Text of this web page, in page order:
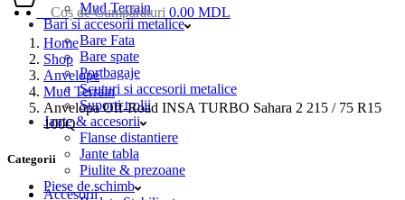
Mud Terrain
Bari si accesorii metalice
Bare Fata
Bare spate
Portbagaje
Scuturi si accesorii metalice
Suporti trolii
Jante & accesorii
Flanse distantiere
Jante tabla
Piulite & prezoane
Piese de schimb
Coș de Cumpărături 0.00 MDL
Home
Shop
Anvelope
Mud Terrain
Anvelopa Off-Road INSA TURBO Sahara 2 215 / 75 R15
100Q
Categorii
Accesorii